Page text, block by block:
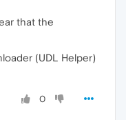
that the
(UDL Helper)
0